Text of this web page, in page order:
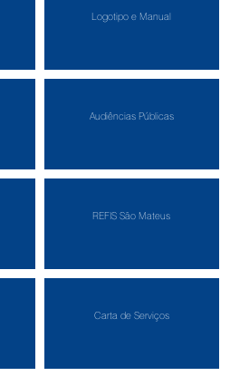
Logotipo e Manual
Audiências Públicas
REFIS São Mateus
Carta de Serviços